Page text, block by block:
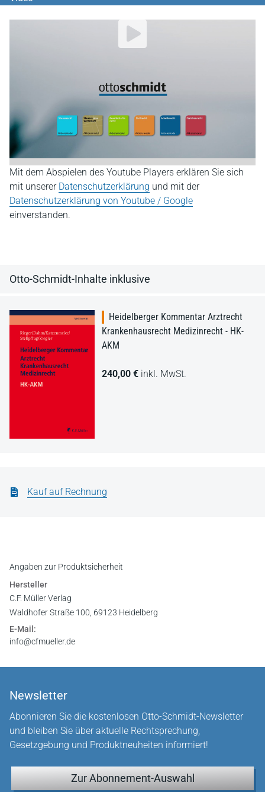
Mit dem Abspielen des Youtube Players erklären Sie sich
mit unserer Datenschutzerklärung und mit der
Datenschutzerklärung von Youtube / Google
einverstanden.
Otto-Schmidt-Inhalte inklusive
Heidelberger Kommentar Arztrecht
Krankenhausrecht Medizinrecht - HK-
AKM
240,00 € inkl. MwSt.
Kauf auf Rechnung
Angaben zur Produktsicherheit
Hersteller
C.F. Müller Verlag
Waldhofer Straße 100, 69123 Heidelberg
E-Mail:
info@cfmueller.de
Newsletter
Abonnieren Sie die kostenlosen Otto-Schmidt-Newsletter
und bleiben Sie über aktuelle Rechtsprechung,
Gesetzgebung und Produktneuheiten informiert!
Zur Abonnement-Auswahl